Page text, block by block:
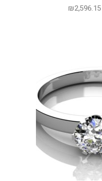
המחיר
₪2,596.15